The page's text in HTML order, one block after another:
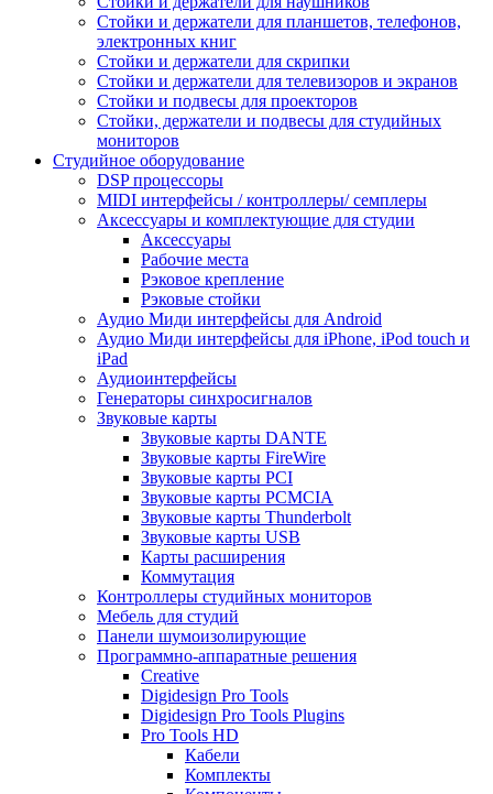
Стойки и держатели для планшетов, телефонов,
электронных книг
Стойки и держатели для скрипки
Стойки и держатели для телевизоров и экранов
Стойки и подвесы для проекторов
Стойки, держатели и подвесы для студийных
мониторов
Студийное оборудование
DSP процессоры
MIDI интерфейсы / контроллеры/ семплеры
Аксессуары и комплектующие для студии
Аксессуары
Рабочие места
Рэковое крепление
Рэковые стойки
Аудио Миди интерфейсы для Android
Аудио Миди интерфейсы для iPhone, iPod touch и
iPad
Аудиоинтерфейсы
Генераторы синхросигналов
Звуковые карты
Звуковые карты DANTE
Звуковые карты FireWire
Звуковые карты PCI
Звуковые карты PCMCIA
Звуковые карты Thunderbolt
Звуковые карты USB
Карты расширения
Коммутация
Контроллеры студийных мониторов
Мебель для студий
Панели шумоизолирующие
Программно-аппаратные решения
Creative
Digidesign Pro Tools
Digidesign Pro Tools Plugins
Pro Tools HD
Кабели
Комплекты